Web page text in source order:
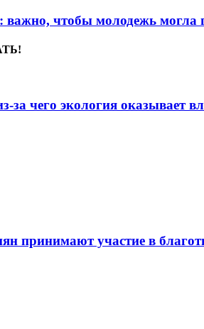
чтобы молодежь могла
за чего экология оказывает
принимают участие в